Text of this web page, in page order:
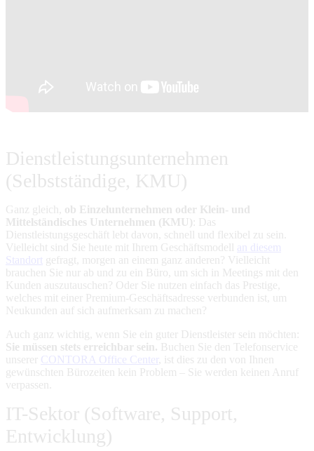
Dienstleistungsunternehmen
(Selbstständige, KMU)
Ganz gleich, ob Einzelunternehmen oder Klein- und
Mittelständisches Unternehmen (KMU) : Das
Dienstleistungsgeschäft lebt davon, schnell und flexibel zu sein.
Vielleicht sind Sie heute mit Ihrem Geschäftsmodell an diesem
Standort gefragt, morgen an einem ganz anderen? Vielleicht
brauchen Sie nur ab und zu ein Büro, um sich in Meetings mit den
Kunden auszutauschen? Oder Sie nutzen einfach das Prestige,
welches mit einer Premium-Geschäftsadresse verbunden ist, um
Neukunden auf sich aufmerksam zu machen?
Auch ganz wichtig, wenn Sie ein guter Dienstleister sein möchten:
Sie müssen stets erreichbar sein. Buchen Sie den Telefonservice
unserer CONTORA Office Center
, ist dies zu den von Ihnen
gewünschten Bürozeiten kein Problem – Sie werden keinen Anruf
verpassen.
IT-Sektor (Software, Support,
Entwicklung)